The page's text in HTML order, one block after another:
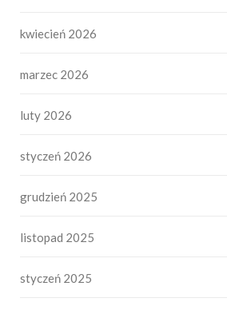
kwiecień 2026
marzec 2026
luty 2026
styczeń 2026
grudzień 2025
listopad 2025
styczeń 2025